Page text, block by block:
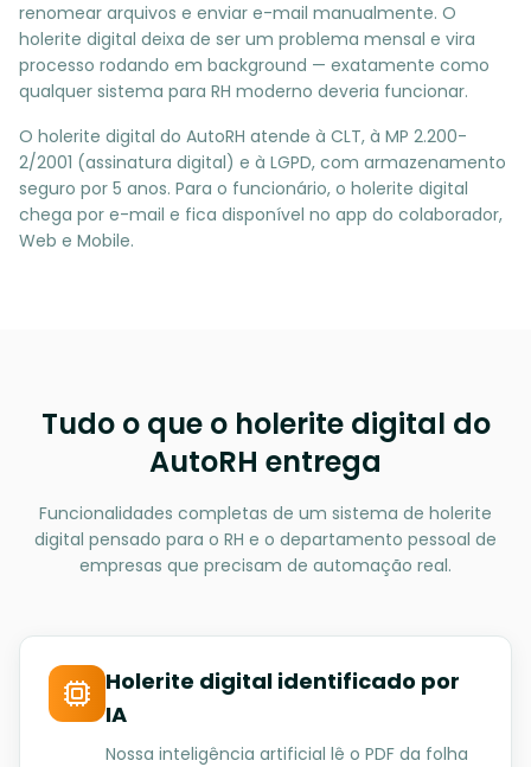
renomear arquivos e enviar e-mail manualmente. O
holerite digital deixa de ser um problema mensal e vira
processo rodando em background — exatamente como
qualquer sistema para RH moderno deveria funcionar.
O holerite digital do AutoRH atende à CLT, à MP 2.200-
2/2001 (assinatura digital) e à LGPD, com armazenamento
seguro por 5 anos. Para o funcionário, o holerite digital
chega por e-mail e fica disponível no app do colaborador,
Web e Mobile.
Tudo o que o holerite digital do
AutoRH entrega
Funcionalidades completas de um sistema de holerite
digital pensado para o RH e o departamento pessoal de
empresas que precisam de automação real.
Holerite digital identificado por
IA
Nossa inteligência artificial lê o PDF da folha